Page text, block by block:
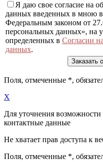
Я даю свое согласие на
данных введенных в мною в
Федеральным законом от
персональных данных», на
определенных в Согласии
данных.
Поля, отмеченные *,
X
Для уточнения
контактные данные
Не хватает прав доступа к
Поля, отмеченные *,